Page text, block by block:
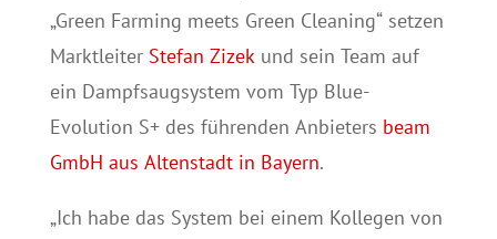
„Green Farming meets Green Cleaning“ setzen
Marktleiter Stefan Zizekund sein Team auf
ein Dampfsaugsystem vom Typ Blue-
Evolution S+ des führenden Anbieters beam
GmbH aus Altenstadt in Bayern.
„Ich habe das System bei einem Kollegen von